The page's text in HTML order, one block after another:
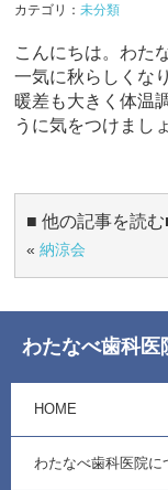
カテゴリ：未分類
こんにちは。わた
一気に秋らしくな
暖差も大きく体温
うに気をつけまし
■ 他の記事を読む
«納涼会
わたなべ歯科医
HOME
わたなべ歯科医院に